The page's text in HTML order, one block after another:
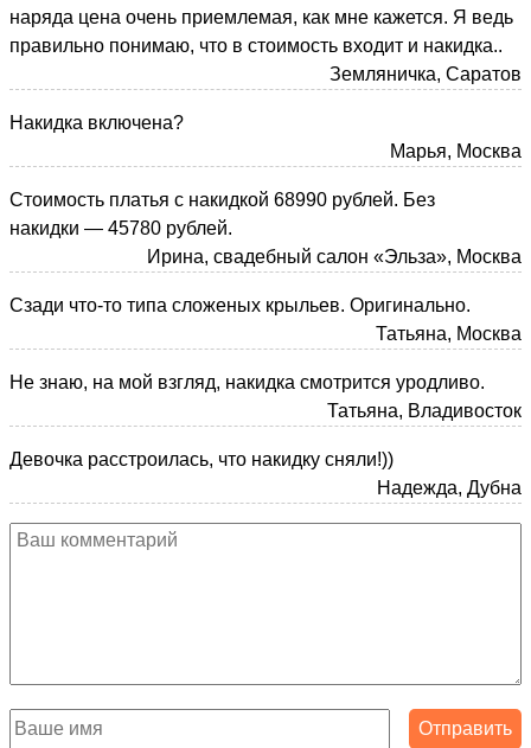
наряда цена очень приемлемая, как мне кажется. Я ведь
правильно понимаю, что в стоимость входит и накидка..
Земляничка, Саратов
Накидка включена?
Марья, Москва
Стоимость платья с накидкой 68990 рублей. Без
накидки — 45780 рублей.
Ирина, свадебный салон «Эльза», Москва
Сзади что-то типа сложеных крыльев. Оригинально.
Татьяна, Москва
Не знаю, на мой взгляд, накидка смотрится уродливо.
Татьяна, Владивосток
Девочка расстроилась, что накидку сняли!))
Надежда, Дубна